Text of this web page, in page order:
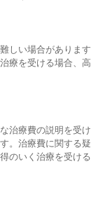
しい場合があります
療を受ける場合、高
治療費の説明を受け
。治療費に関する疑
のいく治療を受ける